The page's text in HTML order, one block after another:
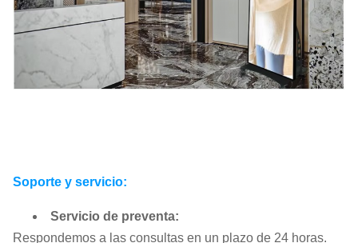
Soporte y servicio:
Servicio de preventa:
Respondemos a las consultas en un plazo de 24 horas.